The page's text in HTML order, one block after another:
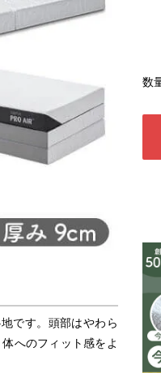
です。頭部はやわら
へのフィット感をよ